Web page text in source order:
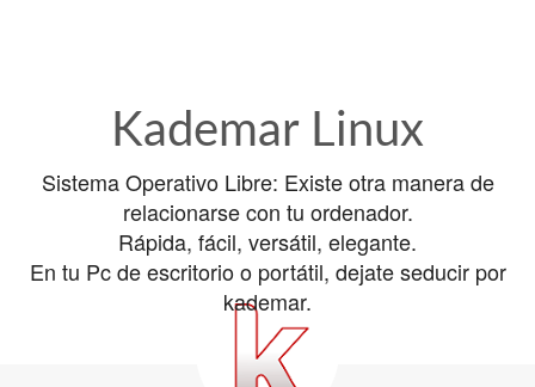
Kademar Linux
Sistema Operativo Libre: Existe otra manera de
relacionarse con tu ordenador.
Rápida, fácil, versátil, elegante.
En tu Pc de escritorio o portátil, dejate seducir por
kademar.